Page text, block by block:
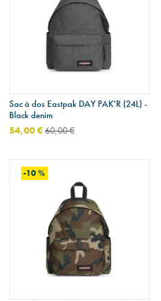
Sac à dos Eastpak DAY PAK'R (24L) -
Black denim
54,00 €60,00 €
-10 %